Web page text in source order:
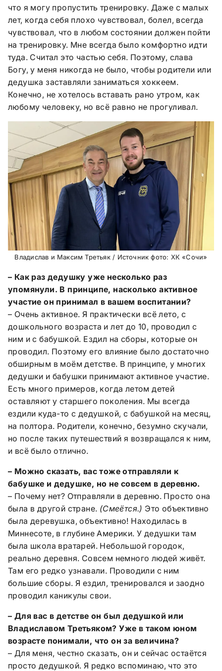
что я могу пропустить тренировку. Даже с малых
лет, когда себя плохо чувствовал, болел, всегда
чувствовал, что в любом состоянии должен пойти
на тренировку. Мне всегда было комфортно идти
туда. Считал это частью себя. Поэтому, слава
Богу, у меня никогда не было, чтобы родители или
дедушка заставляли заниматься хоккеем.
Конечно, не хотелось вставать рано утром, как
любому человеку, но всё равно не прогуливал.
Владислав и Максим Третьяк / Источник фото: ХК «Сочи»
– Как раз дедушку уже несколько раз
упомянули. В принципе, насколько активное
участие он принимал в вашем воспитании?
– Очень активное. Я практически всё лето, с
дошкольного возраста и лет до 10, проводил с
ним и с бабушкой. Ездил на сборы, которые он
проводил. Поэтому его влияние было достаточно
обширным в моём детстве. В принципе, у многих
дедушки и бабушки принимают активное участие.
Есть много примеров, когда летом детей
оставляют у старшего поколения. Мы всегда
ездили куда-то с дедушкой, с бабушкой на месяц,
на полтора. Родители, конечно, безумно скучали,
но после таких путешествий я возвращался к ним,
и всё было отлично.
– Можно сказать, вас тоже отправляли к
бабушке и дедушке, но не совсем в деревню.
– Почему нет? Отправляли в деревню. Просто она
была в другой стране. (Смеётся.) Это объективно
была деревушка, объективно! Находилась в
Миннесоте, в глубине Америки. У дедушки там
была школа вратарей. Небольшой городок,
реально деревня. Совсем немного людей живёт.
Там его редко узнавали. Проводили с ним
большие сборы. Я ездил, тренировался и заодно
проводил каникулы свои.
– Для вас в детстве он был дедушкой или
Владиславом Третьяком? Уже в таком юном
возрасте понимали, что он за величина?
– Для меня, честно сказать, он и сейчас остаётся
просто дедушкой. Я редко вспоминаю, что это